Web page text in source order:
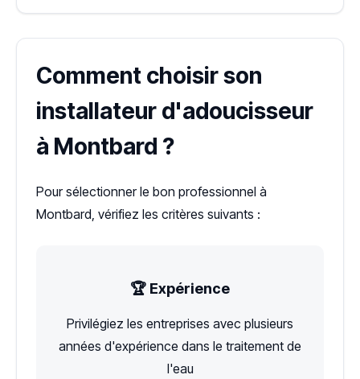
Comment choisir son
installateur d'adoucisseur
à Montbard ?
Pour sélectionner le bon professionnel à
Montbard, vérifiez les critères suivants :
🏆 Expérience
Privilégiez les entreprises avec plusieurs
années d'expérience dans le traitement de
l'eau